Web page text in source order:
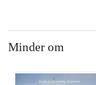
Minder om